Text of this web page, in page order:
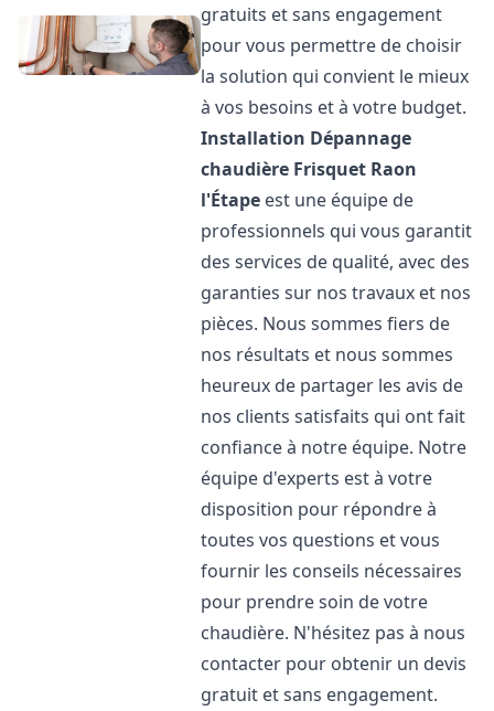
gratuits et sans engagement
pour vous permettre de choisir
la solution qui convient le mieux
à vos besoins et à votre budget.
Installation Dépannage
chaudière Frisquet Raon
l'Étape est une équipe de
professionnels qui vous garantit
des services de qualité, avec des
garanties sur nos travaux et nos
pièces. Nous sommes fiers de
nos résultats et nous sommes
heureux de partager les avis de
nos clients satisfaits qui ont fait
confiance à notre équipe. Notre
équipe d'experts est à votre
disposition pour répondre à
toutes vos questions et vous
fournir les conseils nécessaires
pour prendre soin de votre
chaudière. N'hésitez pas à nous
contacter pour obtenir un devis
gratuit et sans engagement.